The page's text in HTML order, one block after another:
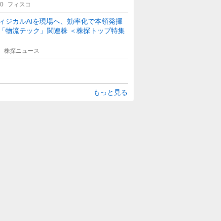
フィスコ
ジカルAIを現場へ、効率化で本領発揮
物流テック」関連株 ＜株探トップ特集
株探ニュース
もっと見る